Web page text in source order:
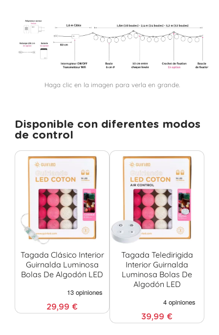
Haga clic en la imagen para verla en grande.
Disponible con diferentes modos
de control
Tagada Clásico Interior
Guirnalda Luminosa
Bolas De Algodón LED
29,99 €
Tagada Teledirigida
Interior Guirnalda
Luminosa Bolas De
Algodón LED
39,99 €